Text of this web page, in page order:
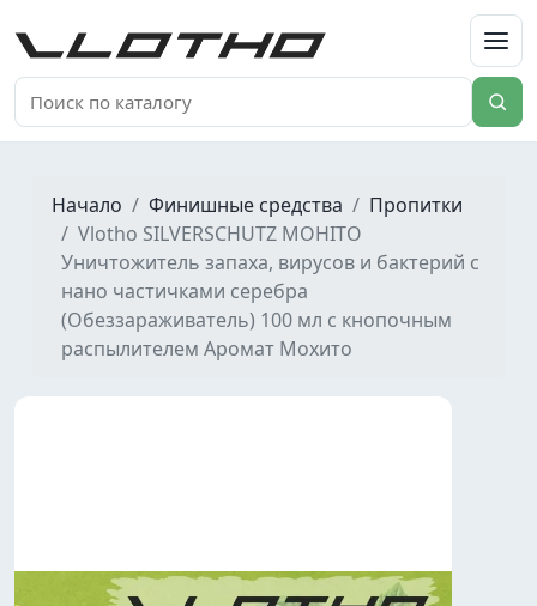
VLOTHO
Начало Финишные средства
Пропитки
Vlotho SILVERSCHUTZ MOHITO
Уничтожитель запаха, вирусов и бактерий с
нано частичками серебра
(Обеззараживатель) 100 мл с кнопочным
распылителем Аромат Мохито